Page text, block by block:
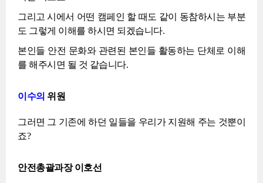
그리고 시에서 어떤 캠페인 할 때도 같이 동참하시는 부분
도 그렇게 이해를 하시면 되겠습니다.
본인들 안전 문화와 관련된 본인들 활동하는 단체로 이해
를 해주시면 될 것 같습니다.
이수의 위원
그러면 그 기존에 하던 일들을 우리가 지원해 주는 것뿐이
죠?
안전총괄과장 이호선